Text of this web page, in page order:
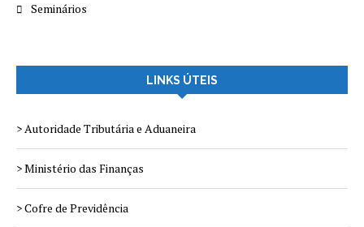
Seminários
LINKS ÚTEIS
> Autoridade Tributária e Aduaneira
> Ministério das Finanças
> Cofre de Previdência